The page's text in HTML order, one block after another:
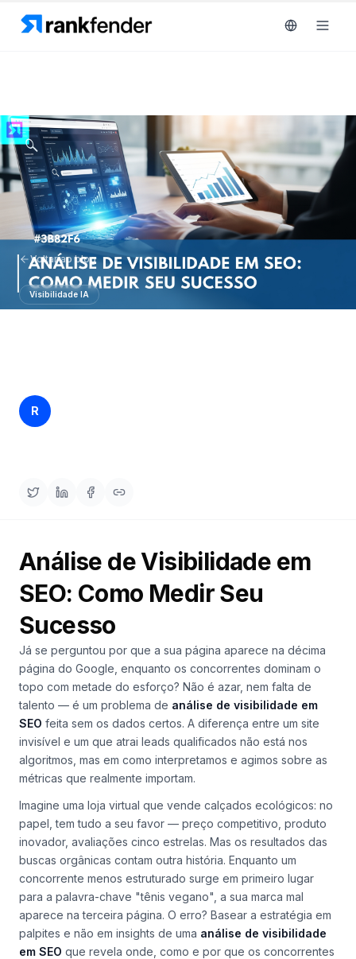
Plataforma
MONITORIZAR
RAIVE
Engine
Rastreamento
de
palavras-
chave
Integrações
ANALISAR
e análises
Soluções
Recursos
Ferramentas
gratuitas
Preços
Free Trial
Voltar ao blog
Visibilidade IA
R
Análise de Visibilidade em
SEO: Como Medir Seu
Sucesso
Já se perguntou por que a sua página aparece na décima
página do Google, enquanto os concorrentes dominam o
topo com metade do esforço? Não é azar, nem falta de
talento — é um problema de análise de visibilidade em
SEO feita sem os dados certos. A diferença entre um site
invisível e um que atrai leads qualificados não está nos
algoritmos, mas em como interpretamos e agimos sobre as
métricas que realmente importam.
Imagine uma loja virtual que vende calçados ecológicos: no
papel, tem tudo a seu favor — preço competitivo, produto
inovador, avaliações cinco estrelas. Mas os resultados das
buscas orgânicas contam outra história. Enquanto um
concorrente menos estruturado surge em primeiro lugar
para a palavra-chave "tênis vegano", a sua marca mal
aparece na terceira página. O erro? Basear a estratégia em
palpites e não em insights de uma análise de visibilidade
em SEO que revela onde, como e por que os concorrentes